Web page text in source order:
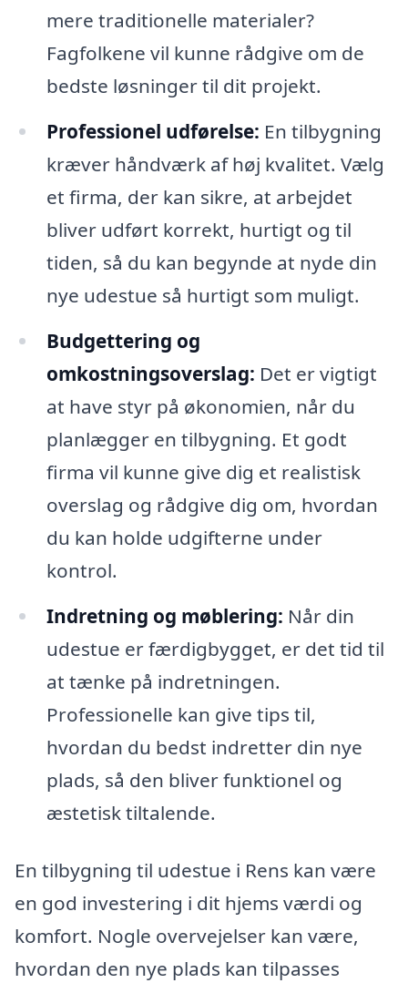
mere traditionelle materialer?
Fagfolkene vil kunne rådgive om de
bedste løsninger til dit projekt.
Professionel udførelse: En tilbygning
kræver håndværk af høj kvalitet. Vælg
et firma, der kan sikre, at arbejdet
bliver udført korrekt, hurtigt og til
tiden, så du kan begynde at nyde din
nye udestue så hurtigt som muligt.
Budgettering og
omkostningsoverslag: Det er vigtigt
at have styr på økonomien, når du
planlægger en tilbygning. Et godt
firma vil kunne give dig et realistisk
overslag og rådgive dig om, hvordan
du kan holde udgifterne under
kontrol.
Indretning og møblering: Når din
udestue er færdigbygget, er det tid til
at tænke på indretningen.
Professionelle kan give tips til,
hvordan du bedst indretter din nye
plads, så den bliver funktionel og
æstetisk tiltalende.
En tilbygning til udestue i Rens kan være
en god investering i dit hjems værdi og
komfort. Nogle overvejelser kan være,
hvordan den nye plads kan tilpasses